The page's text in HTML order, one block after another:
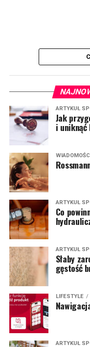
ARTYKUŁ
Jak
i uniknąć
ARTYKUŁ
Co
ARTYKUŁ
Słaby
gęstość
LIFESTYLE
ARTYKUŁ